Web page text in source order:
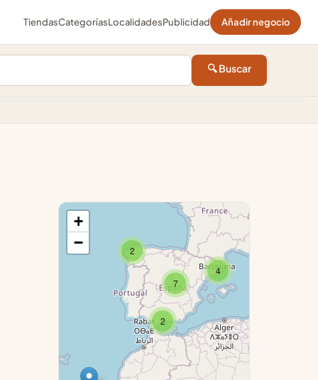
TiendasCategoríasLocalidadesPublicidad Añadir negocio
🔍 Buscar
2
2
7
4
+
−